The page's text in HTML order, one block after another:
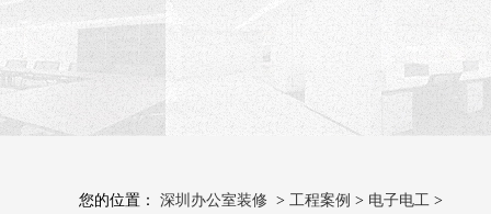
您的位置： 深圳办公室装修 > 工程案例 > 电子电工 >